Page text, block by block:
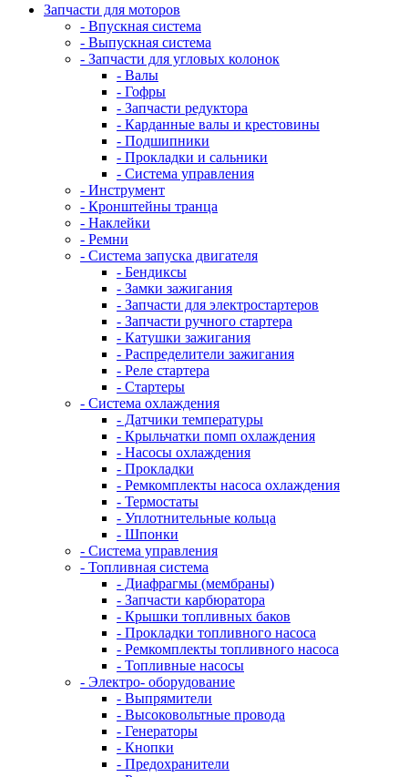
Запчасти для моторов
- Впускная система
- Выпускная система
- Запчасти для угловых колонок
- Валы
- Гофры
- Запчасти редуктора
- Карданные валы и крестовины
- Подшипники
- Прокладки и сальники
- Система управления
- Инструмент
- Кронштейны транца
- Наклейки
- Ремни
- Система запуска двигателя
- Бендиксы
- Замки зажигания
- Запчасти для электростартеров
- Запчасти ручного стартера
- Катушки зажигания
- Распределители зажигания
- Реле стартера
- Стартеры
- Система охлаждения
- Датчики температуры
- Крыльчатки помп охлаждения
- Насосы охлаждения
- Прокладки
- Ремкомплекты насоса охлаждения
- Термостаты
- Уплотнительные кольца
- Шпонки
- Система управления
- Топливная система
- Диафрагмы (мембраны)
- Запчасти карбюратора
- Крышки топливных баков
- Прокладки топливного насоса
- Ремкомплекты топливного насоса
- Топливные насосы
- Электро- оборудование
- Выпрямители
- Высоковольтные провода
- Генераторы
- Кнопки
- Предохранители